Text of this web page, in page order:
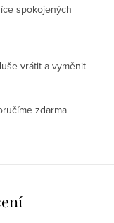
spokojených
vrátit a vyměnit
zdarma